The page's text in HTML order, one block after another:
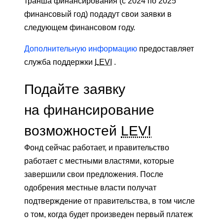
финансовый год) подадут свои заявки в
следующем финансовом году.
Дополнительную информацию предоставляет
служба поддержки LEVI .
Подайте заявку
на финансирование
возможностей LEVI
Фонд сейчас работает, и правительство
работает с местными властями, которые
завершили свои предложения. После
одобрения местные власти получат
подтверждение от правительства, в том числе
о том, когда будет произведен первый платеж